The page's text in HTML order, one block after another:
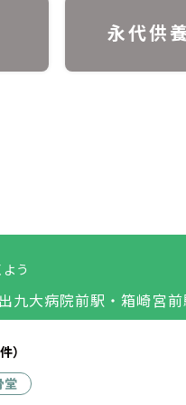
永代供養
う
九大病院前駅・箱崎宮
）
堂